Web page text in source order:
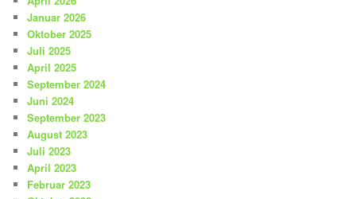
Januar 2026
Oktober 2025
Juli 2025
April 2025
September 2024
Juni 2024
September 2023
August 2023
Juli 2023
April 2023
Februar 2023